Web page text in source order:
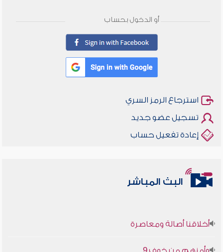
أو الدخول بحساب
استرجاع الرمز السري
تسجيل عضو جديد
إعادة تفعيل حساب
البث المباشر
أخلاقنا أصالة ومعاصرة
وأمنهم من خوف 9